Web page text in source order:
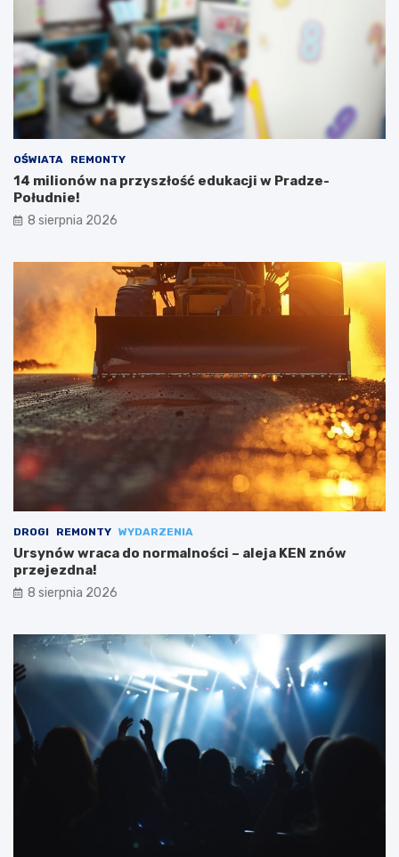
OŚWIATA REMONTY
14 milionów na przyszłość edukacji w Pradze-
Południe!
8 sierpnia 2026
DROGI REMONTY WYDARZENIA
Ursynów wraca do normalności – aleja KEN znów
przejezdna!
8 sierpnia 2026